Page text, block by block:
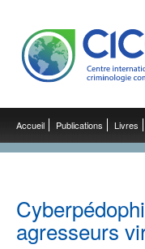
Accueil Publications Livres
agresseurs